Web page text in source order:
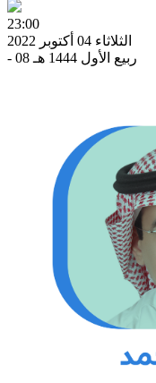
23:00
الثلاثاء 04 أكتوبر 2022
- 08 ربيع الأول 1444 هـ